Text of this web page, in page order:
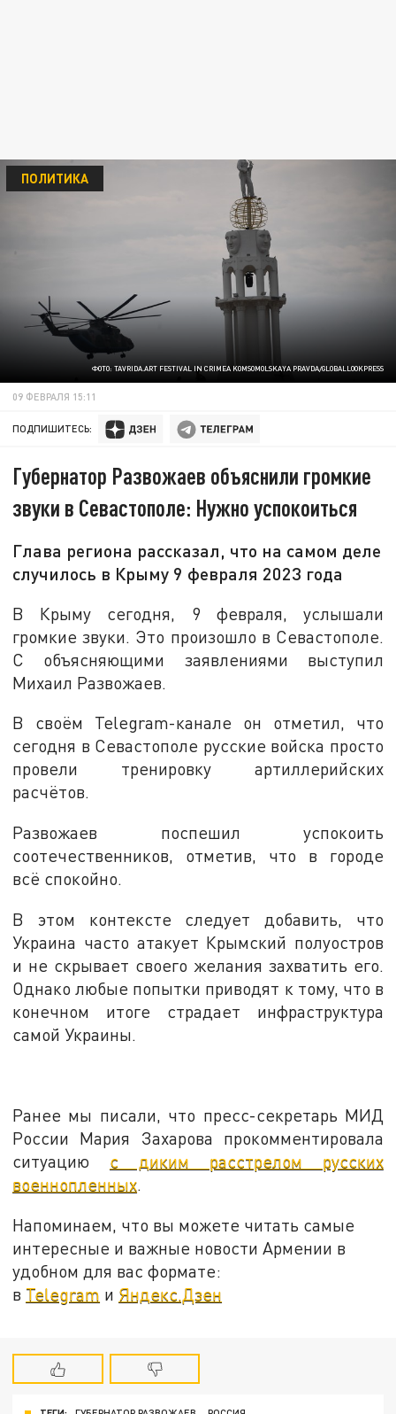
ФОТО: TAVRIDA.ART FESTIVAL IN CRIMEA KOMSOMOLSKAYA PRAVDA/GLOBALLOOKPRESS
ПОЛИТИКА
09 ФЕВРАЛЯ 15:11
ПОДПИШИТЕСЬ:
Губернатор Развожаев объяснили громкие
звуки в Севастополе: Нужно успокоиться
Глава региона рассказал, что на самом деле
случилось в Крыму 9 февраля 2023 года
В Крыму сегодня, 9 февраля, услышали
громкие звуки. Это произошло в Севастополе.
С объясняющими заявлениями выступил
Михаил Развожаев.
В своём Telegram-канале он отметил, что
сегодня в Севастополе русские войска просто
провели тренировку артиллерийских
расчётов.
Развожаев поспешил успокоить
соотечественников, отметив, что в городе
всё спокойно.
В этом контексте следует добавить, что
Украина часто атакует Крымский полуостров
и не скрывает своего желания захватить его.
Однако любые попытки приводят к тому, что в
конечном итоге страдает инфраструктура
самой Украины.
Ранее мы писали, что пресс-секретарь МИД
России Мария Захарова прокомментировала
ситуацию с диким расстрелом русских
военнопленных.
Напоминаем, что вы можете читать самые
интересные и важные новости Армении в
удобном для вас формате:
в Telegram и Яндекс.Дзен